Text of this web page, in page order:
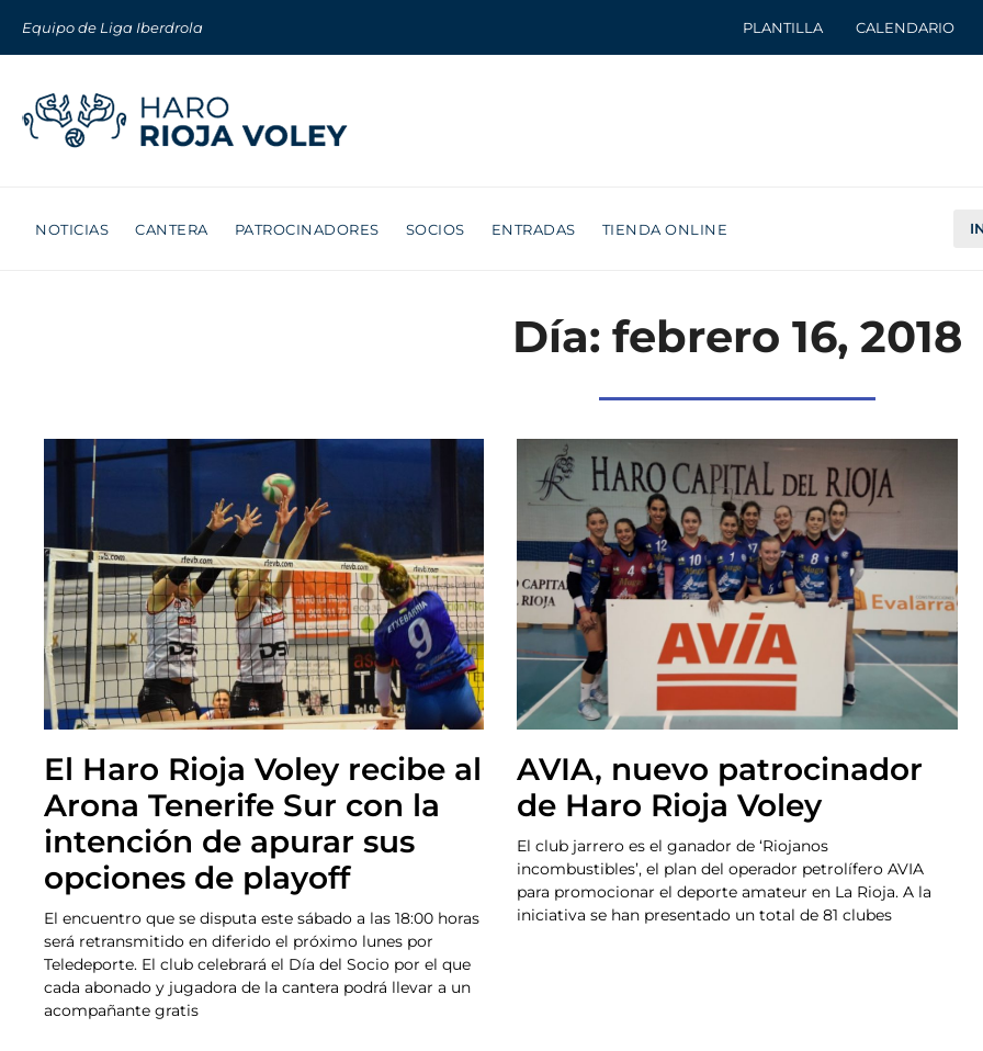
Equipo de Liga Iberdrola PLANTILLA CALENDARIO
NOTICIAS CANTERA PATROCINADORES SOCIOS ENTRADAS TIENDA ONLINE
Día: febrero 16, 2018
El Haro Rioja Voley recibe al
Arona Tenerife Sur con la
intención de apurar sus
opciones de playoff
El encuentro que se disputa este sábado a las 18:00 horas
será retransmitido en diferido el próximo lunes por
Teledeporte. El club celebrará el Día del Socio por el que
cada abonado y jugadora de la cantera podrá llevar a un
acompañante gratis
AVIA, nuevo patrocinador
de Haro Rioja Voley
El club jarrero es el ganador de ‘Riojanos
incombustibles’, el plan del operador petrolífero AVIA
para promocionar el deporte amateur en La Rioja. A la
iniciativa se han presentado un total de 81 clubes